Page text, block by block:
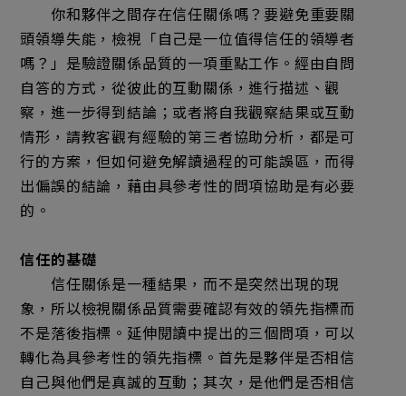
你和夥伴之間存在信任關係嗎？要避免重要關
頭領導失能，檢視「自己是一位值得信任的領導者
嗎？」是驗證關係品質的一項重點工作。經由自問
自答的方式，從彼此的互動關係，進行描述、觀
察，進一步得到結論；或者將自我觀察結果或互動
情形，請教客觀有經驗的第三者協助分析，都是可
行的方案，但如何避免解讀過程的可能誤區，而得
出偏誤的結論，藉由具參考性的問項協助是有必要
的。
信任的基礎
信任關係是一種結果，而不是突然出現的現
象，所以檢視關係品質需要確認有效的領先指標而
不是落後指標。延伸閱讀中提出的三個問項，可以
轉化為具參考性的領先指標。首先是夥伴是否相信
自己與他們是真誠的互動；其次，是他們是否相信